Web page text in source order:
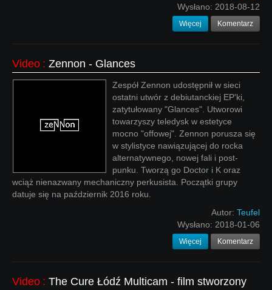
Wysłano: 2018-08-12
Więcej Komentarz
Video : Zennon - Glances
Zespół Zennon udostępnił w sieci
ostatni utwór z debiutanckiej EP'ki,
zatytułowany "Glances". Utworowi
towarzyszy teledysk w estetyce
mocno "offowej". Zennon porusza się
w stylistyce nawiązującej do rocka
alternatywnego, nowej fali i post-
punku. Tworzą go Doctor i K oraz
wciąż nienazwany mechaniczny perkusista. Początki grupy
datuje się na październik 2016 roku.
Autor: Teufel
Wysłano: 2018-01-06
Więcej Komentarz
Video : The Cure Łódź Multicam - film stworzony